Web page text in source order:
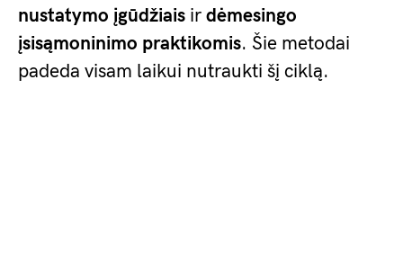
nustatymo įgūdžiais ir dėmesingo
įsisąmoninimo praktikomis. Šie metodai
padeda visam laikui nutraukti šį ciklą.